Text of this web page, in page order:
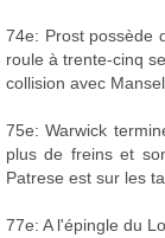
74e: Prost possède
roule à trente-cinq
collision avec
75e: Warwick
plus de freins et
Patrese est sur les
77e: A l'épingle du